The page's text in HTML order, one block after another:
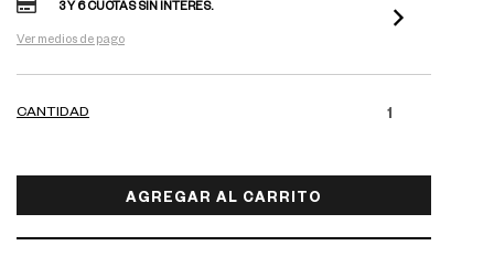
3 Y 6 CUOTAS SIN INTERÉS.
Ver medios de pago
CANTIDAD